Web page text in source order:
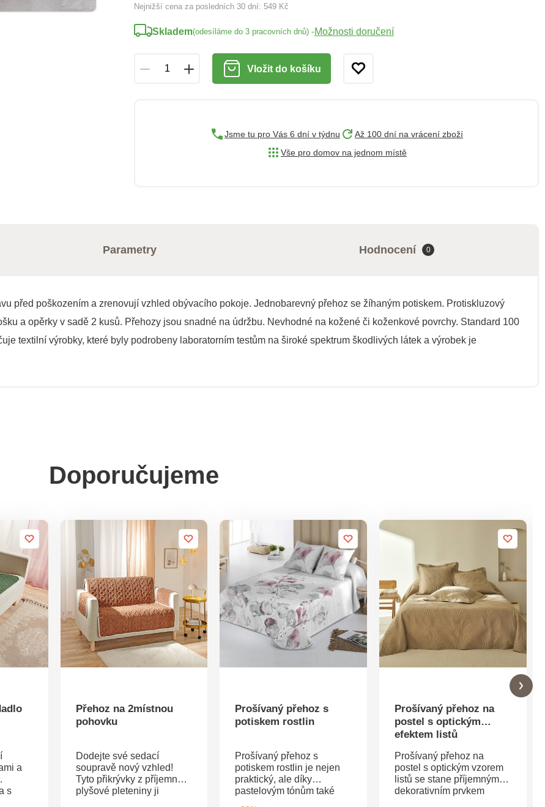
Nejnižší cena za posledních 30 dní: 549 Kč
Skladem(odesíláme do 3 pracovních dnů) -Možnosti doručení
Vložit do košíku
Jsme tu pro Vás 6 dní v týdnu
Až 100 dní na vrácení zboží
Vše pro domov na jednom místě
Parametry Hodnocení 0
před poškozením a zrenovují vzhled obývacího pokoje. Jednobarevný přehoz se žíhaným potiskem. Protiskluzový
a opěrky v sadě 2 kusů. Přehozy jsou snadné na údržbu. Nevhodné na kožené či koženkové povrchy. Standard 100
textilní výrobky, které byly podrobeny laboratorním testům na široké spektrum škodlivých látek a výrobek je
Doporučujeme
a
s
Přehoz na 2místnou
pohovku
Dodejte své sedací
soupravě nový vzhled!
Tyto přikrývky z příjemné
plyšové pleteniny ji
Prošívaný přehoz s
potiskem rostlin
Prošívaný přehoz s
potiskem rostlin je nejen
praktický, ale díky
pastelovým tónům také
Prošívaný přehoz na
postel s optickým
efektem listů
Prošívaný přehoz na
postel s optickým vzorem
listů se stane příjemným
dekorativním prvkem